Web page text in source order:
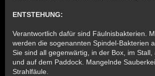
ENTSTEHUNG:
Verantwortlich dafür sind Fäulnisbakterien.
werden die sogenannten Spindel-Bakterien
Sie sind all gegenwärtig, in der Box, im Stall,
und auf dem Paddock. Mangelnde
Strahlfäule.